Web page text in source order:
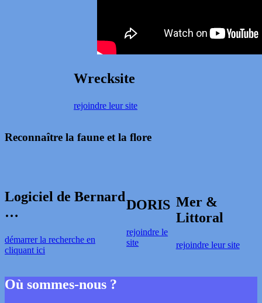
Wrecksite
rejoindre leur site
Reconnaître la faune et la flore
Logiciel de Bernard
…
démarrer la recherche en
cliquant ici
DORIS
rejoindre le
site
Mer &
Littoral
rejoindre leur site
Où sommes-nous ?